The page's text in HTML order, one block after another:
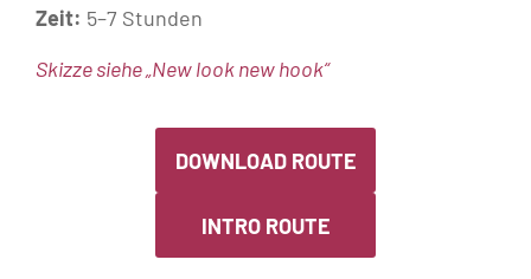
Zeit: 5–7 Stunden
Skizze siehe „New look new hook“
DOWNLOAD ROUTE
INTRO ROUTE